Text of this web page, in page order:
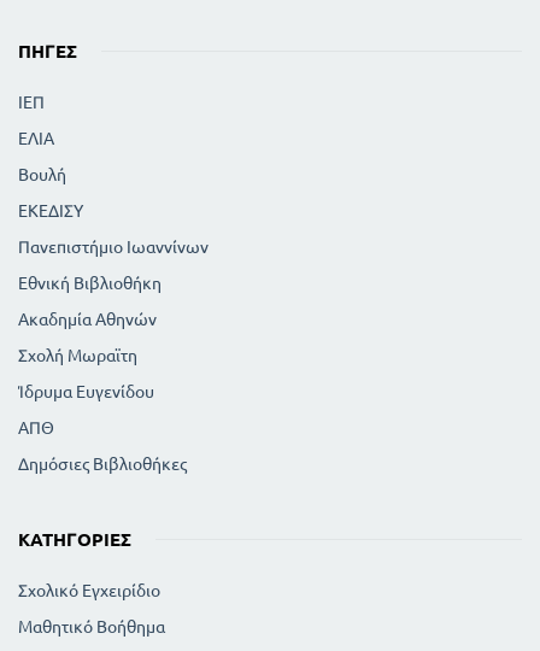
ΠΗΓΈΣ
ΙΕΠ
ΕΛΙΑ
Βουλή
ΕΚΕΔΙΣΥ
Πανεπιστήμιο Ιωαννίνων
Εθνική Βιβλιοθήκη
Ακαδημία Αθηνών
Σχολή Μωραϊτη
Ίδρυμα Ευγενίδου
ΑΠΘ
Δημόσιες Βιβλιοθήκες
ΚΑΤΗΓΟΡΊΕΣ
Σχολικό Εγχειρίδιο
Μαθητικό Βοήθημα